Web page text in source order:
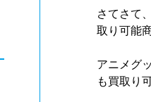
さてさて
取り可能
アニメグ
も買取り